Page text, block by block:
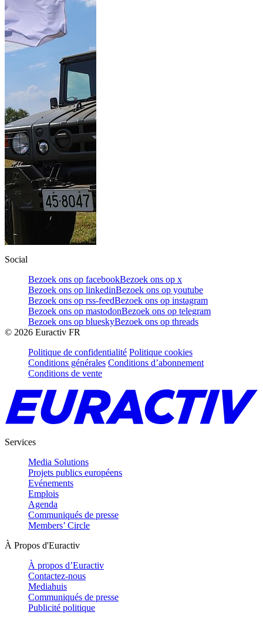
Social
Bezoek ons op facebookBezoek ons op x
Bezoek ons op linkedinBezoek ons op youtube
Bezoek ons op rss-feedBezoek ons op instagram
Bezoek ons op mastodonBezoek ons op telegram
Bezoek ons op blueskyBezoek ons op threads
© 2026 Euractiv FR
Politique de confidentialité Politique cookies
Conditions générales Conditions d’abonnement
Conditions de vente
Services
Media Solutions
Projets publics européens
Evénements
Emplois
Agenda
Communiqués de presse
Members’ Circle
À Propos d'Euractiv
À propos d’Euractiv
Contactez-nous
Mediahuis
Communiqués de presse
Publicité politique